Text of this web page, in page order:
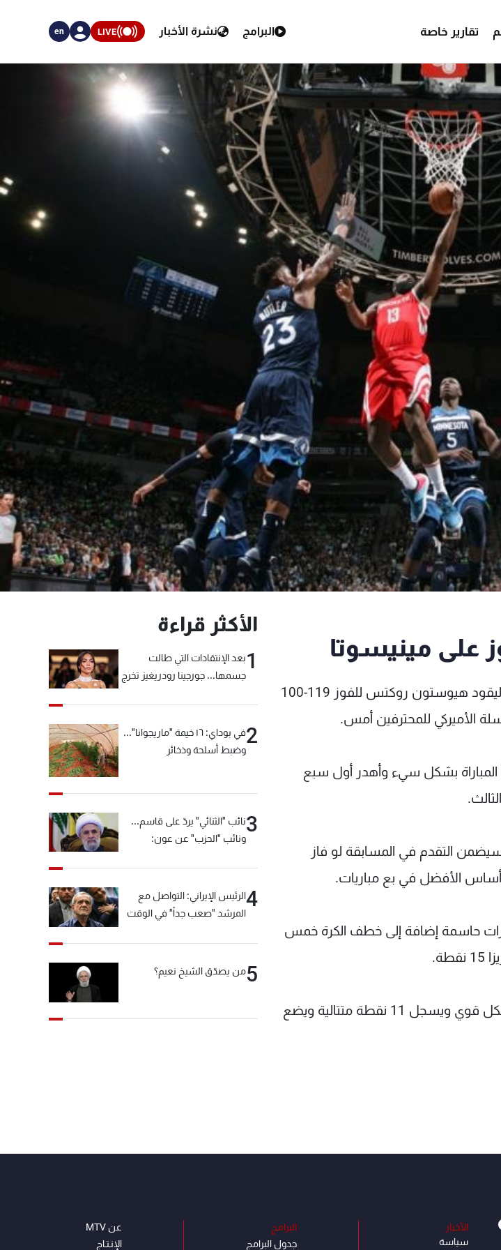
تقارير خاصة البرامج نشرة الأخبار LIVE
en
على مينيسوتا
أحرز جيمس هاردن 22 نقطة في الربع الثالث وقدم عرضا هجوميا مذهلا ليقود هيوستون روكتس للفوز 119-100
الأميركي للمحترفين أمس.
المباراة برصيد 36 نقطة رغم أنه بدأ المباراة بشكل سيء وأهدر أول سبع
الإقصائية وسيضمن التقدم في المسابقة لو فاز
أساس الأفضل في بع مباريات.
ست كرات حاسمة إضافة إلى خطف الكرة خمس
وأنهى هيوستون النصف الأول بنتيجة 50-49 قبل أن يبدأ النصف الآخر بشكل قوي ويسجل 11 نقطة متتالية ويضع
الأكثر قراءة
1بعد الإنتقادات التي طالت
جسمها... جورجينا رودريغيز تخرج
2
في بوداي: ١٦ خيمة "ماريجوانا"...
وضبط أسلحة وذخائر
3نائب "الثنائي" يردّ على قاسم...
ونائب "الحزب" عن عون:
4الرئيس الإيراني: التواصل مع
المرشد "صعب جداً" في الوقت
5من يصدّق الشيخ نعيم؟
الأخبار
سياسة
البرامج
جدول البرامج
عن MTV
الإنـتـاج